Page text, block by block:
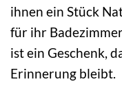
ihnen ein Stück
für ihr
ist ein Geschenk,
Erinnerung bleibt.